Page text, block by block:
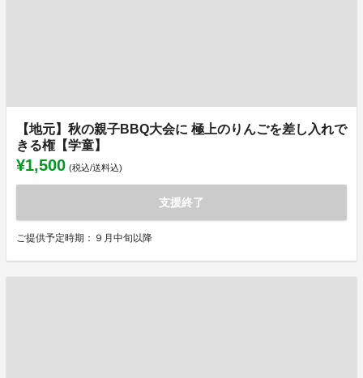
【地元】秋の親子BBQ大会に 極上のりんごを差し入れで
きる権【学童】
¥1,500 (税込/送料込)
支援終了
ご提供予定時期：９月中旬以降